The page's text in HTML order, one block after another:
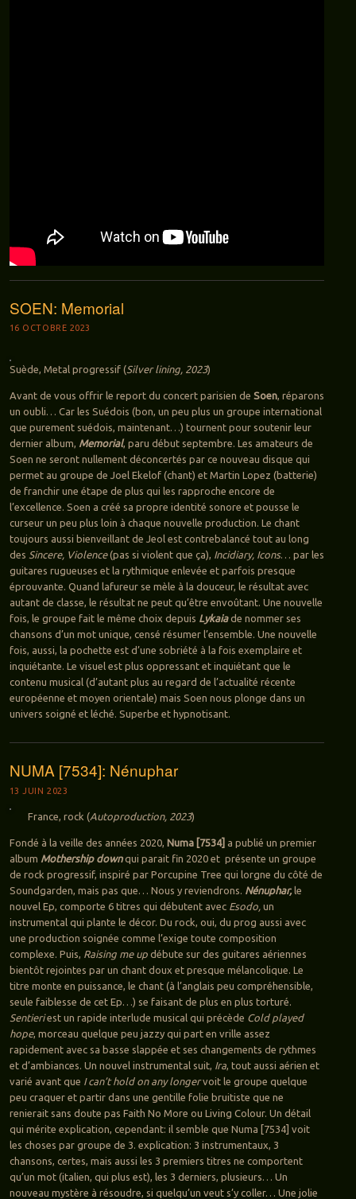
SOEN: Memorial
16 OCTOBRE 2023
Suède, Metal progressif (Silver lining, 2023)
Avant de vous offrir le report du concert parisien de Soen, réparons
un oubli… Car les Suédois (bon, un peu plus un groupe international
que purement suédois, maintenant…) tournent pour soutenir leur
dernier album, Memorial, paru début septembre. Les amateurs de
Soen ne seront nullement déconcertés par ce nouveau disque qui
permet au groupe de Joel Ekelof (chant) et Martin Lopez (batterie)
de franchir une étape de plus qui les rapproche encore de
l’excellence. Soen a créé sa propre identité sonore et pousse le
curseur un peu plus loin à chaque nouvelle production. Le chant
toujours aussi bienveillant de Jeol est contrebalancé tout au long
des Sincere, Violence(pas si violent que ça), Incidiary, Icons… par les
guitares rugueuses et la rythmique enlevée et parfois presque
éprouvante. Quand lafureur se mèle à la douceur, le résultat avec
autant de classe, le résultat ne peut qu’être envoûtant. Une nouvelle
fois, le groupe fait le même choix depuis Lykaiade nommer ses
chansons d’un mot unique, censé résumer l’ensemble. Une nouvelle
fois, aussi, la pochette est d’une sobriété à la fois exemplaire et
inquiétante. Le visuel est plus oppressant et inquiétant que le
contenu musical (d’autant plus au regard de l’actualité récente
européenne et moyen orientale) mais Soen nous plonge dans un
univers soigné et léché. Superbe et hypnotisant.
NUMA [7534]: Nénuphar
13 JUIN 2023
France, rock (Autoproduction, 2023)
Fondé à la veille des années 2020, Numa [7534] a publié un premier
album Mothership downqui parait fin 2020 et présente un groupe
de rock progressif, inspiré par Porcupine Tree qui lorgne du côté de
Soundgarden, mais pas que… Nous y reviendrons. Nénuphar,le
nouvel Ep, comporte 6 titres qui débutent avec Esodo,un
instrumental qui plante le décor. Du rock, oui, du prog aussi avec
une production soignée comme l’exige toute composition
complexe. Puis, Raising me up débute sur des guitares aériennes
bientôt rejointes par un chant doux et presque mélancolique. Le
titre monte en puissance, le chant (à l’anglais peu compréhensible,
seule faiblesse de cet Ep…) se faisant de plus en plus torturé.
Sentieriest un rapide interlude musical qui précède Cold played
hope, morceau quelque peu jazzy qui part en vrille assez
rapidement avec sa basse slappée et ses changements de rythmes
et d’ambiances. Un nouvel instrumental suit, Ira, tout aussi aérien et
varié avant que I can’t hold on any longervoit le groupe quelque
peu craquer et partir dans une gentille folie bruitiste que ne
renierait sans doute pas Faith No More ou Living Colour. Un détail
qui mérite explication, cependant: il semble que Numa [7534] voit
les choses par groupe de 3. explication: 3 instrumentaux, 3
chansons, certes, mais aussi les 3 premiers titres ne comportent
qu’un mot (italien, qui plus est), les 3 derniers, plusieurs… Un
nouveau mystère à résoudre, si quelqu’un veut s’y coller… Une jolie